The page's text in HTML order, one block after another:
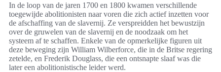
In de loop van de jaren 1700 en 1800 kwamen verschillende
toegewijde abolitionisten naar voren die zich actief inzetten voor
de afschaffing van de slavernij. Ze verspreidden het bewustzijn
over de gruwelen van de slavernij en de noodzaak om het
systeem af te schaffen. Enkele van de opmerkelijke figuren uit
deze beweging zijn William Wilberforce, die in de Britse regering
zetelde, en Frederik Douglass, die een ontsnapte slaaf was die
later een abolitionistische leider werd.